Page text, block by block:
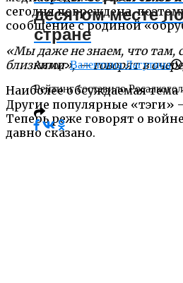
сегодня повреждена,
сообщение с родиной
«Мы даже не знаем, что
близкими», — говорят в
Наиболее обсуждаемая тема
Другие популярные «тэги»
Теперь реже говорят о
давно сказано.
десятом месте
стране
Автор:Валентина Лагутина
Рейтинг составило